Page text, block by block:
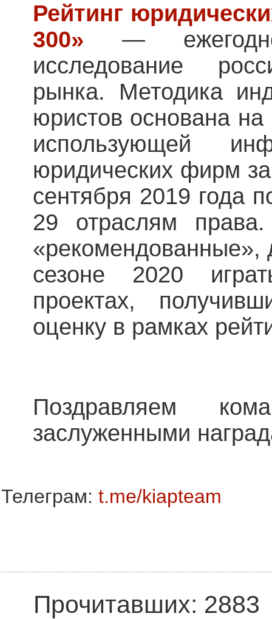
Рейтинг
300» —
исследование
рынка. Методика
юристов основана на
использующей
юридических фирм
сентября 2019 года
29 отраслям
сезоне 2020
проектах,
оценку в рамках
Поздравляем
заслуженными
Телеграм: t.me/kiapteam
Прочитавших: 2883